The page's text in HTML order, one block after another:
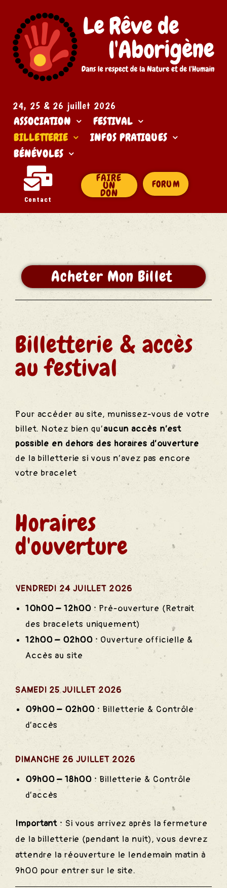
24, 25 & 26 juillet 2026​
ASSOCIATION
FESTIVAL
BILLETTERIE
INFOS PRATIQUES
BÉNÉVOLES
Contact
FAIRE
UN
DON
FORUM
Acheter Mon Billet
Billetterie & accès
au festival
Pour accéder au site, munissez-vous de votre
billet. Notez bien qu’aucun accès n’est
possible en dehors des horaires d’ouverture
de la billetterie si vous n’avez pas encore
votre bracelet
Horaires
d'ouverture
VENDREDI 24 JUILLET 2026
10h00 – 12h00 : Pré-ouverture (Retrait
des bracelets uniquement)
12h00 – 02h00 : Ouverture officielle &
Accès au site
SAMEDI 25 JUILLET 2026
09h00 – 02h00 : Billetterie & Contrôle
d’accès
DIMANCHE 26 JUILLET 2026
09h00 – 18h00 : Billetterie & Contrôle
d’accès
Important : Si vous arrivez après la fermeture
de la billetterie (pendant la nuit), vous devrez
attendre la réouverture le lendemain matin à
9h00 pour entrer sur le site.